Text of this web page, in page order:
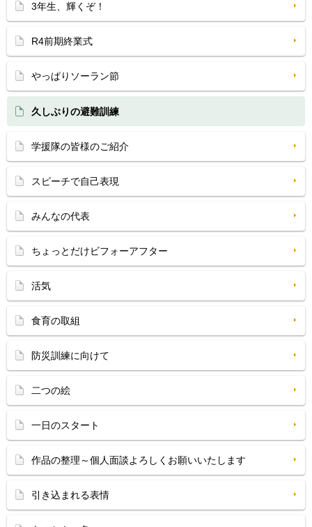
3年生、輝くぞ！
R4前期終業式
やっぱりソーラン節
久しぶりの避難訓練
学援隊の皆様のご紹介
スピーチで自己表現
みんなの代表
ちょっとだけビフォーアフター
活気
食育の取組
防災訓練に向けて
二つの絵
一日のスタート
作品の整理～個人面談よろしくお願いいたします
引き込まれる表情